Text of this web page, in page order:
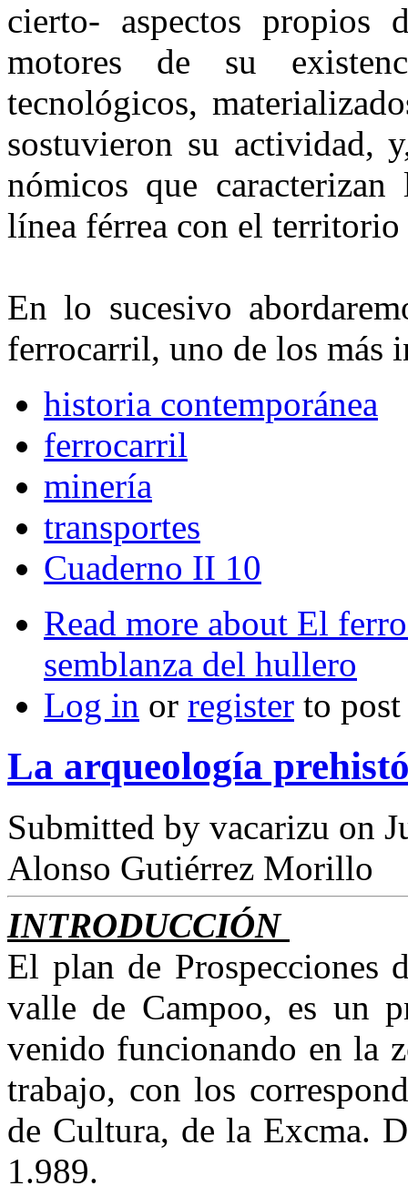
cierto- aspectos propios
motores de su
tecnológicos,
sostuvie­ron su actividad,
nómicos que
línea férrea con el territorio
En lo sucesivo
ferrocarril, uno de los más
historia contemporánea
ferrocarril
minería
transportes
Cuaderno II 10
Read more about El
semblanza del hullero
Log in or register to
La arqueología
Submitted by vacarizu on
Alonso Gutiérrez Morillo
INTRODUCCIÓN
El plan de Prospecciones
valle de Campoo, es un
venido funcionando en la
trabajo, con los
de Cultura, de la Excma.
1.989.